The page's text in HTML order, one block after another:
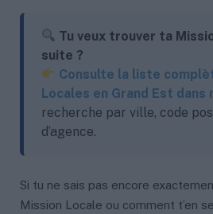
Tu veux trouver ta
suite ?
Consulte la liste
Locales en Grand Est dans
recherche par ville, code
d’agence.
Si tu ne sais pas encore
Mission Locale ou comment t’en